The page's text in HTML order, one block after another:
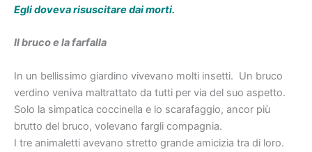
Egli doveva risuscitare dai morti.
Il bruco e la farfalla
In un bellissimo giardino vivevano molti insetti. Un bruco
verdino veniva maltrattato da tutti per via del suo aspetto.
Solo la simpatica coccinella e lo scarafaggio, ancor più
brutto del bruco, volevano fargli compagnia.
I tre animaletti avevano stretto grande amicizia tra di loro.